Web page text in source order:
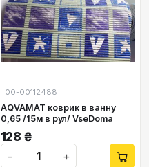
00-00112488
AQVAMAT коврик в ванну
0,65 /15м в рул/ VseDoma
128 ₴
−
+